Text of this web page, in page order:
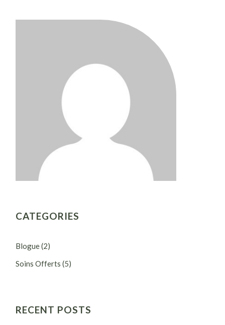
CATEGORIES
Blogue(2)
Soins Offerts (5)
RECENT POSTS